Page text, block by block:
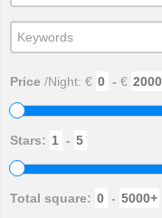
Price /Night: € - €
Stars: -
Total square: -